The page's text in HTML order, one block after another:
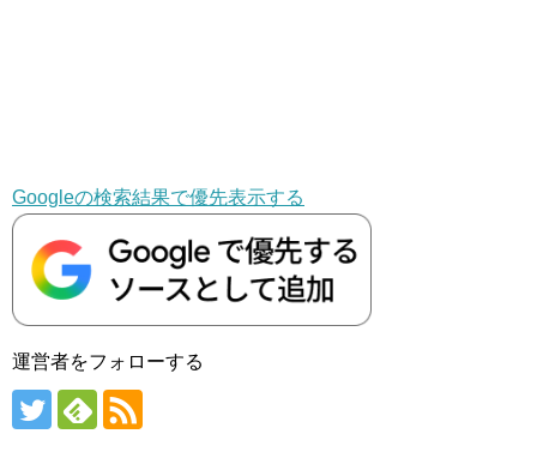
Googleの検索結果で優先表示する
運営者をフォローする